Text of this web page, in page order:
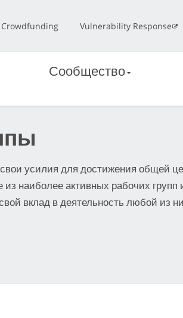
Vulnerability Response
Сообщество
усилия для достижения общей
наиболее активных рабочих
вклад в деятельность любой из